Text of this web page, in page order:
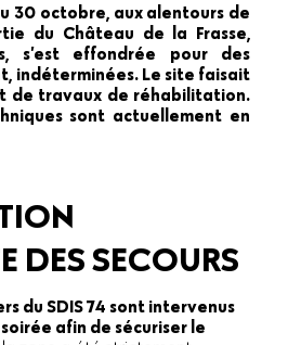
30 octobre, aux alentours de
du Château de la Frasse,
s’est effondrée pour des
indéterminées. Le site faisait
de travaux de réhabilitation.
sont actuellement en
DES SECOURS
du SDIS 74 sont intervenus
afin de sécuriser le